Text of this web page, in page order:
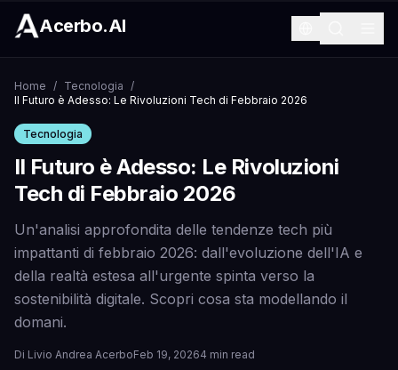
Acerbo.AI
Home / Tecnologia /
Il Futuro è Adesso: Le Rivoluzioni Tech di Febbraio 2026
Tecnologia
Il Futuro è Adesso: Le Rivoluzioni
Tech di Febbraio 2026
Un'analisi approfondita delle tendenze tech più
impattanti di febbraio 2026: dall'evoluzione dell'IA e
della realtà estesa all'urgente spinta verso la
sostenibilità digitale. Scopri cosa sta modellando il
domani.
Di Livio Andrea AcerboFeb 19, 20264 min read